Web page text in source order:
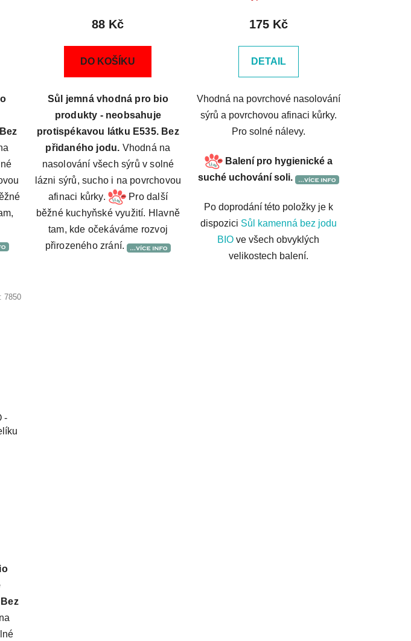
88 Kč
DO KOŠÍKU
Sůl jemná vhodná pro bio
produkty - neobsahuje
protispékavou látku E535. Bez
přidaného jodu. Vhodná na
nasolování všech sýrů v solné
lázni sýrů, sucho i na povrchovou
afinaci kůrky.
Pro další
běžné kuchyňské využití. Hlavně
tam, kde očekáváme rozvoj
přirozeného zrání.
175 Kč
DETAIL
Vhodná na povrchové nasolování
sýrů a povrchovou afinaci kůrky.
Pro solné nálevy.
Balení pro hygienické a
suché uchování soli.
Po doprodání této položky je k
dispozici Sůl kamenná bez jodu
BIO ve všech obvyklých
velikostech balení.
-
7850